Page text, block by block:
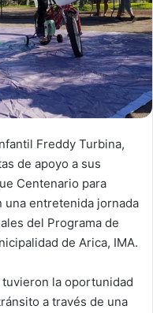
Freddy Turbina,
de apoyo a sus
Centenario para
una entretenida jornada
del Programa de
de Arica, IMA.
la oportunidad
a través de una